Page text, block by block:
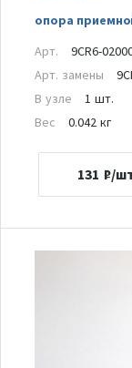
опора
Арт.
9CR6-
Арт. замены
В узле
1 шт.
Вес
0.042 кг
131 ₽/